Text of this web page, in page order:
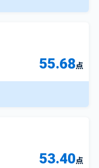
55.68点
53.40点